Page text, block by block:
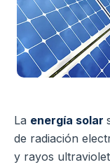
La energía solar
de radiación
y rayos